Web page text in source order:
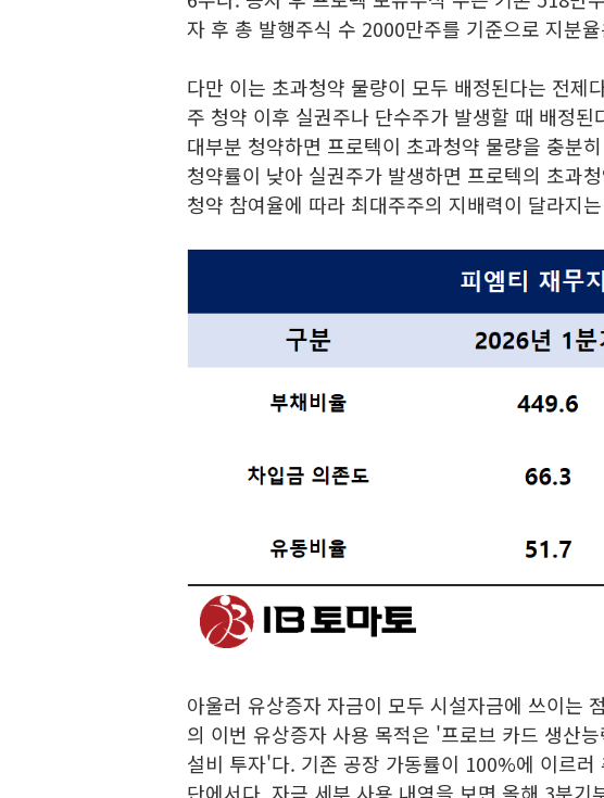
자 후 총 발행주식 수 2000만주를 기준으로 지분
다만 이는 초과청약 물량이 모두 배정된다는 전제
주 청약 이후 실권주나 단수주가 발생할 때 배정
대부분 청약하면 프로텍이 초과청약 물량을 충분
청약률이 낮아 실권주가 발생하면 프로텍의 초과
청약 참여율에 따라 최대주주의 지배력이 달라지
아울러 유상증자 자금이 모두 시설자금에 쓰이는
의 이번 유상증자 사용 목적은 '프로브 카드 생산
설비 투자'다. 기존 공장 가동률이 100%에 이르